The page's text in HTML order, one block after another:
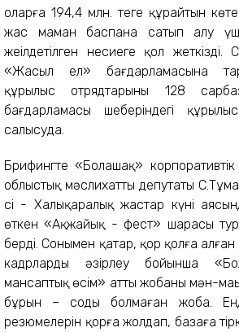
оларға 194,4 млн. теңге құрайтын
жас маман баспана сатып алу
жеңілдетілген несиеге қол
«Жасыл ел» бағдарламасына
құрылыс отрядтарының 128
бағдарламасы шеңберіндегі
салысуда.
Брифингте «Болашақ»
облыстық мәслихаттың депутаты
сі - Халықаралық жастар күні
өткен «Ақжайық - фест» шарасы
берді. Сонымен қатар, қор қолға
кадрларды әзірлеу бойынша
мансаптық өсім» атты жобаның мән-
бұрын – соңды болмаған жоба.
резюмелерін қорға жолдап, базаға